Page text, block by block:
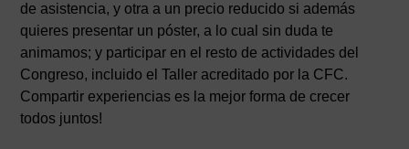
de asistencia, y otra a un precio reducido si además
quieres presentar un póster, a lo cual sin duda te
animamos; y participar en el resto de actividades del
Congreso, incluido el Taller acreditado por la CFC.
Compartir experiencias es la mejor forma de crecer
todos juntos!